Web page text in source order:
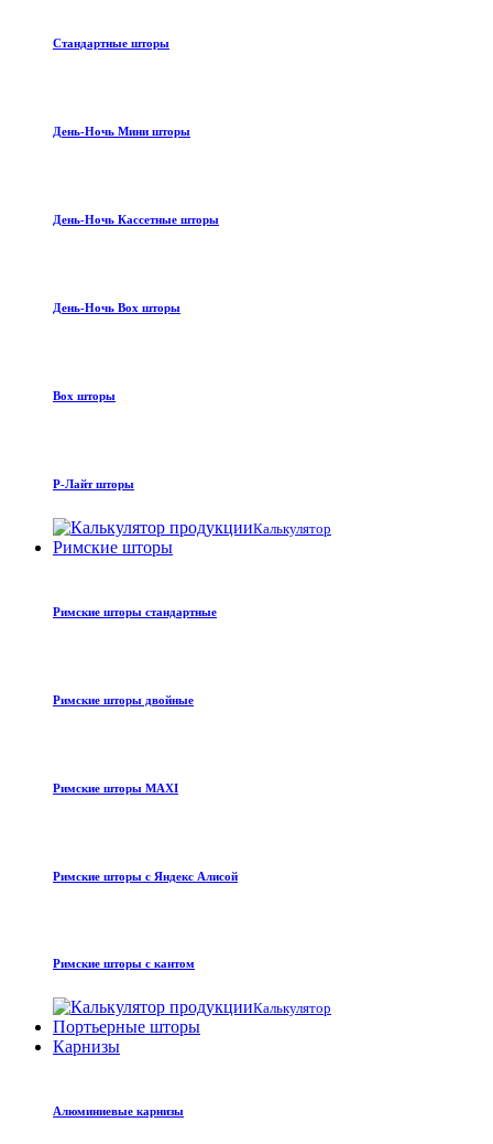
Стандартные шторы
День-Ночь Мини шторы
День-Ночь Кассетные шторы
День-Ночь Box шторы
Box шторы
Р-Лайт шторы
Калькулятор
Римские шторы
Римские шторы стандартные
Римские шторы двойные
Римские шторы MAXI
Римские шторы с Яндекс Алисой
Римские шторы с кантом
Калькулятор
Портьерные шторы
Карнизы
Алюминиевые карнизы